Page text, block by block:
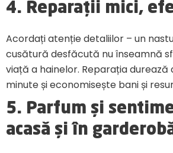
4. Reparații mici,
Acordați atenție detaliilor – un
cusătură desfăcută nu înseamnă
viață a hainelor. Reparația
minute și economisește bani și
5. Parfum și
acasă și în